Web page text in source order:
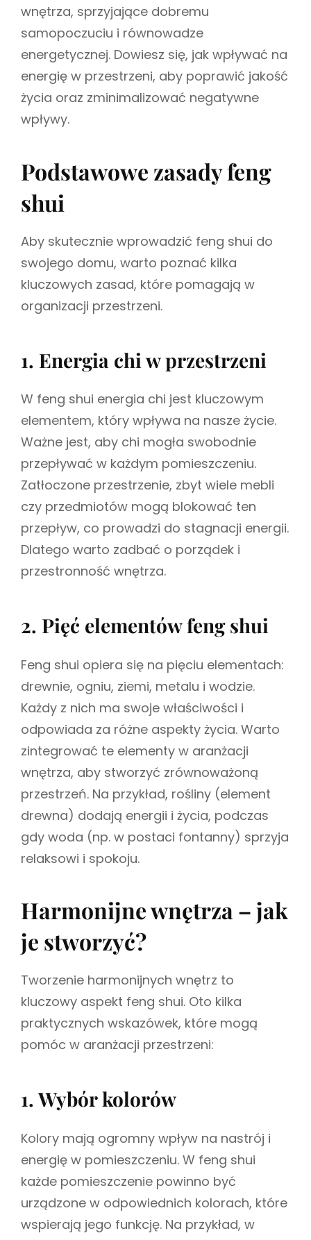
wnętrza, sprzyjające dobremu
samopoczuciu i równowadze
energetycznej. Dowiesz się, jak wpływać na
energię w przestrzeni, aby poprawić jakość
życia oraz zminimalizować negatywne
wpływy.
Podstawowe zasady feng
shui
Aby skutecznie wprowadzić feng shui do
swojego domu, warto poznać kilka
kluczowych zasad, które pomagają w
organizacji przestrzeni.
1. Energia chi w przestrzeni
W feng shui energia chi jest kluczowym
elementem, który wpływa na nasze życie.
Ważne jest, aby chi mogła swobodnie
przepływać w każdym pomieszczeniu.
Zatłoczone przestrzenie, zbyt wiele mebli
czy przedmiotów mogą blokować ten
przepływ, co prowadzi do stagnacji energii.
Dlatego warto zadbać o porządek i
przestronność wnętrza.
2. Pięć elementów feng shui
Feng shui opiera się na pięciu elementach:
drewnie, ogniu, ziemi, metalu i wodzie.
Każdy z nich ma swoje właściwości i
odpowiada za różne aspekty życia. Warto
zintegrować te elementy w aranżacji
wnętrza, aby stworzyć zrównoważoną
przestrzeń. Na przykład, rośliny (element
drewna) dodają energii i życia, podczas
gdy woda (np. w postaci fontanny) sprzyja
relaksowi i spokoju.
Harmonijne wnętrza – jak
je stworzyć?
Tworzenie harmonijnych wnętrz to
kluczowy aspekt feng shui. Oto kilka
praktycznych wskazówek, które mogą
pomóc w aranżacji przestrzeni:
1. Wybór kolorów
Kolory mają ogromny wpływ na nastrój i
energię w pomieszczeniu. W feng shui
każde pomieszczenie powinno być
urządzone w odpowiednich kolorach, które
wspierają jego funkcję. Na przykład, w